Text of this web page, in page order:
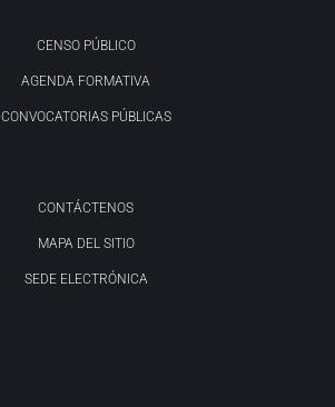
CENSO PÚBLICO
AGENDA FORMATIVA
CONVOCATORIAS PÚBLICAS
CONTÁCTENOS
MAPA DEL SITIO
SEDE ELECTRÓNICA